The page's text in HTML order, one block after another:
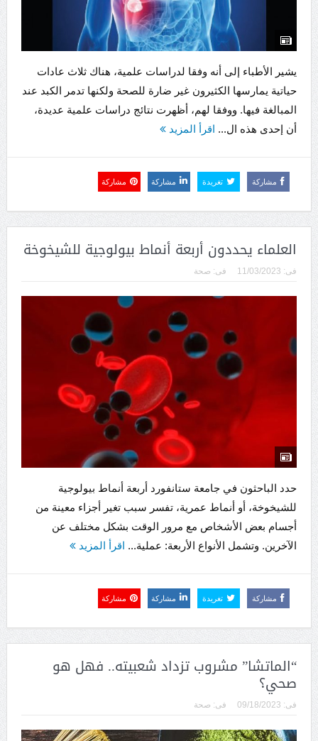
يشير الأطباء إلى أنه وفقا لدراسات علمية، هناك ثلاث عادات
حياتية يمارسها الكثيرون غير ضارة للصحة ولكنها تدمر الكبد عند
المبالغة فيها. ووفقا لهم، أظهرت نتائج دراسات علمية عديدة،
أن إحدى هذه ال... اقرأ المزيد
مشاركة تغريدة مشاركة مشاركة
العلماء يحددون أربعة أنماط بيولوجية للشيخوخة
فى: 11/03/2023 فى: صحة
حدد الباحثون في جامعة ستانفورد أربعة أنماط بيولوجية
للشيخوخة، أو أنماط عمرية، تفسر سبب تغير أجزاء معينة من
أجسام بعض الأشخاص مع مرور الوقت بشكل مختلف عن
الآخرين. وتشمل الأنواع الأربعة: عملية... اقرأ المزيد
مشاركة تغريدة مشاركة مشاركة
“الماتشا” مشروب تزداد شعبيته.. فهل هو
صحي؟
فى: 09/18/2023 فى: صحة